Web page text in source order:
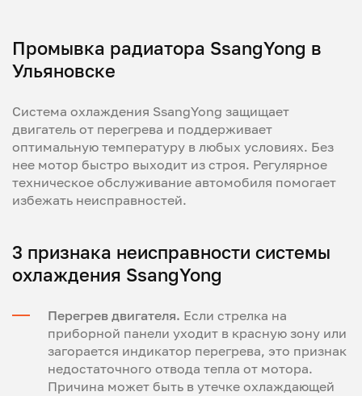
Промывка радиатора SsangYong в
Ульяновске
Система охлаждения SsangYong защищает
двигатель от перегрева и поддерживает
оптимальную температуру в любых условиях. Без
нее мотор быстро выходит из строя. Регулярное
техническое обслуживание автомобиля помогает
избежать неисправностей.
3 признака неисправности системы
охлаждения SsangYong
Перегрев двигателя. Если стрелка на
приборной панели уходит в красную зону или
загорается индикатор перегрева, это признак
недостаточного отвода тепла от мотора.
Причина может быть в утечке охлаждающей